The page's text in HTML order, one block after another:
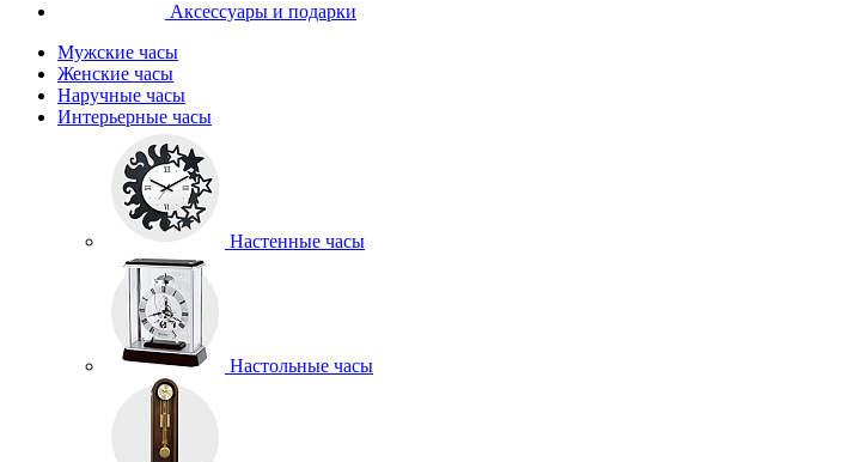
Аксессуары и подарки
Мужские часы
Женские часы
Наручные часы
Интерьерные часы
Настенные часы
Настольные часы